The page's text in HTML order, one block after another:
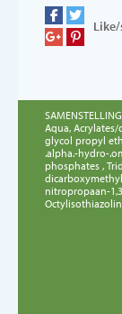
Aqua,
glycol propyl
.alpha.-hydro-
phosphates ,
nitropropaan-